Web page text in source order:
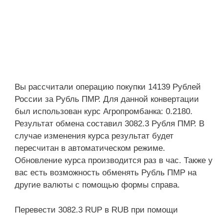
Вы рассчитали операцию покупки 14139 Рублей
России за Рубль ПМР. Для данной конвертации
был использован курс Агропромбанка: 0.2180.
Результат обмена составил 3082.3 Рубля ПМР. В
случае изменения курса результат будет
пересчитан в автоматическом режиме.
Обновление курса производится раз в час. Также у
вас есть возможность обменять Рубль ПМР на
другие валюты с помощью формы справа.
Перевести 3082.3 RUP в RUB при помощи